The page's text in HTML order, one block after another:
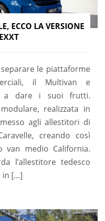
ECCO LA VERSIONE
le piattaforme
il Multivan e
a dare i suoi frutti.
realizzata in
agli allestitori di
creando così
van medio California.
l’allestitore tedesco
in […]